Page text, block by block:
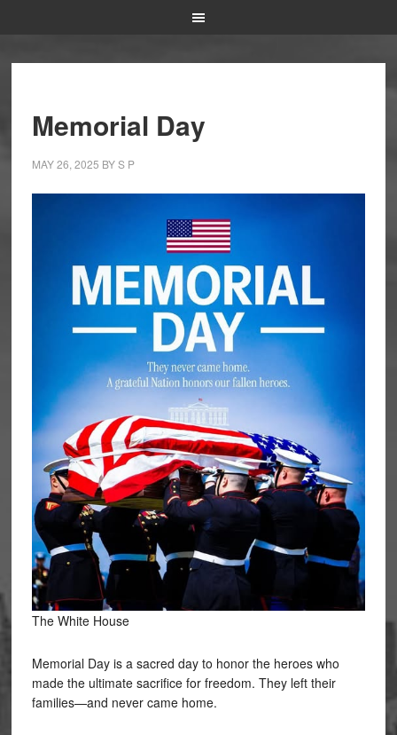
Memorial Day
MAY 26, 2025 BYS P
The White House
Memorial Day is a sacred day to honor the heroes who
made the ultimate sacrifice for freedom. They left their
families—and never came home.